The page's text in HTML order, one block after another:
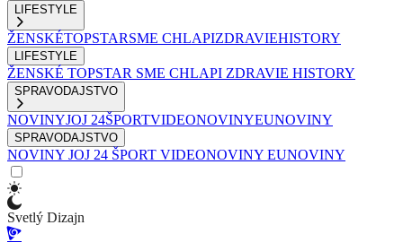
LIFESTYLE
ŽENSKÉTOPSTARSME CHLAPIZDRAVIEHISTORY
LIFESTYLE
ŽENSKÉ TOPSTAR SME CHLAPI ZDRAVIE HISTORY
SPRAVODAJSTVO
NOVINYJOJ 24ŠPORTVIDEONOVINYEUNOVINY
SPRAVODAJSTVO
NOVINY JOJ 24 ŠPORT VIDEONOVINY EUNOVINY
Svetlý Dizajn